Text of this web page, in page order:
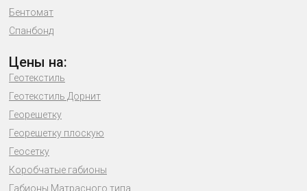
Бентомат
Спанбонд
Цены на:
Геотекстиль
Геотекстиль Дорнит
Георешетку
Георешетку плоскую
Геосетку
Коробчатые габионы
Габионы Матрасного типа